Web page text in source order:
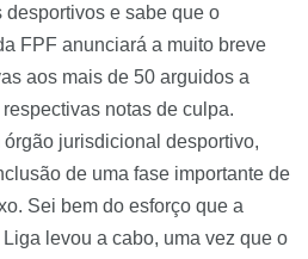
e sabe que o
FPF anunciará a muito breve
aos mais de 50 arguidos a
notas de culpa.
jurisdicional desportivo,
de uma fase importante de
Sei bem do esforço que a
levou a cabo, uma vez que o